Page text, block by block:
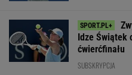
Idze Świątek
ćwierćfinału
SUBSKRYPCJA